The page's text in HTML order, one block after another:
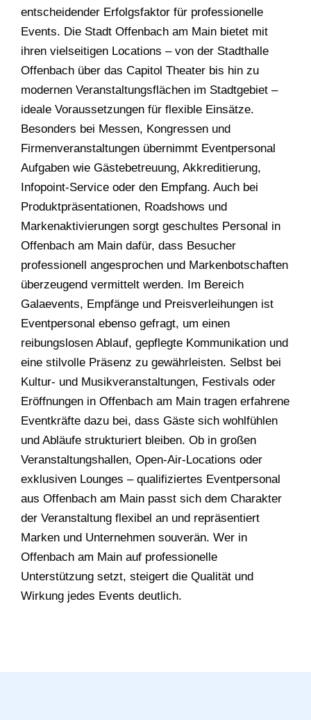
entscheidender Erfolgsfaktor für professionelle
Events. Die Stadt Offenbach am Main bietet mit
ihren vielseitigen Locations – von der Stadthalle
Offenbach über das Capitol Theater bis hin zu
modernen Veranstaltungsflächen im Stadtgebiet –
ideale Voraussetzungen für flexible Einsätze.
Besonders bei Messen, Kongressen und
Firmenveranstaltungen übernimmt Eventpersonal
Aufgaben wie Gästebetreuung, Akkreditierung,
Infopoint-Service oder den Empfang. Auch bei
Produktpräsentationen, Roadshows und
Markenaktivierungen sorgt geschultes Personal in
Offenbach am Main dafür, dass Besucher
professionell angesprochen und Markenbotschaften
überzeugend vermittelt werden. Im Bereich
Galaevents, Empfänge und Preisverleihungen ist
Eventpersonal ebenso gefragt, um einen
reibungslosen Ablauf, gepflegte Kommunikation und
eine stilvolle Präsenz zu gewährleisten. Selbst bei
Kultur- und Musikveranstaltungen, Festivals oder
Eröffnungen in Offenbach am Main tragen erfahrene
Eventkräfte dazu bei, dass Gäste sich wohlfühlen
und Abläufe strukturiert bleiben. Ob in großen
Veranstaltungshallen, Open-Air-Locations oder
exklusiven Lounges – qualifiziertes Eventpersonal
aus Offenbach am Main passt sich dem Charakter
der Veranstaltung flexibel an und repräsentiert
Marken und Unternehmen souverän. Wer in
Offenbach am Main auf professionelle
Unterstützung setzt, steigert die Qualität und
Wirkung jedes Events deutlich.